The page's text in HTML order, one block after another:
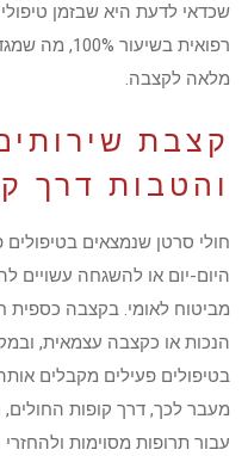
שכדאי לדעת היא שבזמן
רפואית
מלאה לקצבה.
קצבת
והטבות דרך
חולי סרטן שנמצאים בטיפולים
היום-יום או להשגחה עשויים
מביטוח לאומי. בקצבה
הנכות או כקצבה עצמאית,
בטיפולים פעילים מקבלים
מעבר לכך, דרך קופות
עבור תרופות מסוימות